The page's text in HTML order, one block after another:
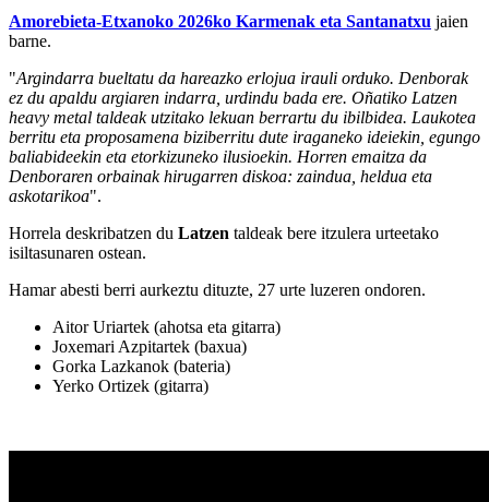
Amorebieta-Etxanoko 2026ko Karmenak eta Santanatxu jaien
barne.
"Argindarra bueltatu da hareazko erlojua irauli orduko. Denborak
ez du apaldu argiaren indarra, urdindu bada ere. Oñatiko Latzen
heavy metal taldeak utzitako lekuan berrartu du ibilbidea. Laukotea
berritu eta proposamena biziberritu dute iraganeko ideiekin, egungo
baliabideekin eta etorkizuneko ilusioekin. Horren emaitza da
Denboraren orbainak hirugarren diskoa: zaindua, heldua eta
askotarikoa".
Horrela deskribatzen du Latzen taldeak bere itzulera urteetako
isiltasunaren ostean.
Hamar abesti berri aurkeztu dituzte, 27 urte luzeren ondoren.
Aitor Uriartek (ahotsa eta gitarra)
Joxemari Azpitartek (baxua)
Gorka Lazkanok (bateria)
Yerko Ortizek (gitarra)